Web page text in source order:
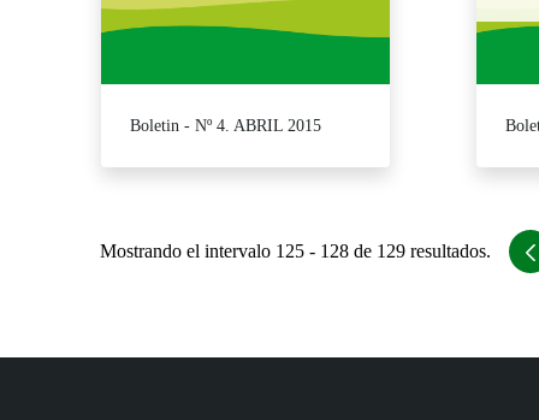
Boletin - Nº 4. ABRIL 2015
Mostrando el intervalo 125 - 128 de 129 resultados.